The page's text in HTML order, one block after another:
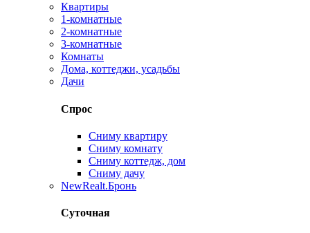
Квартиры
1-комнатные
2-комнатные
3-комнатные
Комнаты
Дома, коттеджи, усадьбы
Дачи
Спрос
Сниму квартиру
Сниму комнату
Сниму коттедж, дом
Сниму дачу
NewRealt.Бронь
Суточная